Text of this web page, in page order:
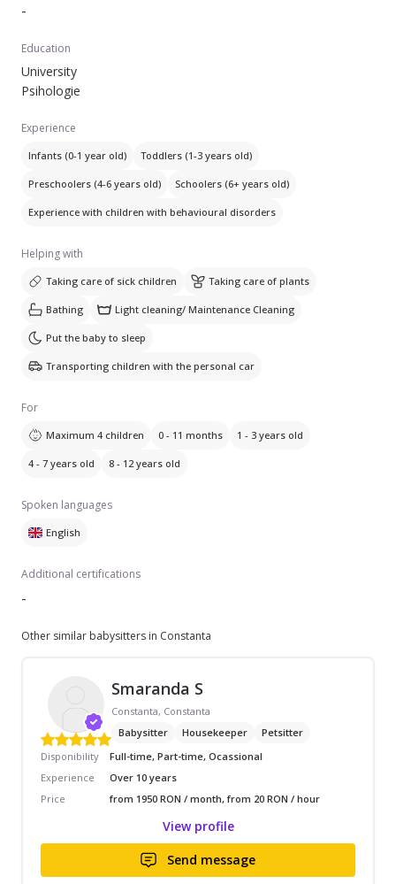
-
Education
University
Psihologie
Experience
Infants (0-1 year old) Toddlers (1-3 years old)
Preschoolers (4-6 years old) Schoolers (6+ years old)
Experience with children with behavioural disorders
Helping with
Taking care of sick children Taking care of plants
Bathing Light cleaning/ Maintenance Cleaning
Put the baby to sleep
Transporting children with the personal car
For
Maximum 4 children 0 - 11 months 1 - 3 years old
4 - 7 years old 8 - 12 years old
Spoken languages
English
Additional certifications
-
Other similar babysitters in Constanta
Smaranda S
Constanta, Constanta
Babysitter
Housekeeper
Petsitter
Disponibility
Full-time, Part-time, Ocassional
Experience
Over 10 years
Price
from 1950 RON / month, from 20 RON / hour
View profile
Send message